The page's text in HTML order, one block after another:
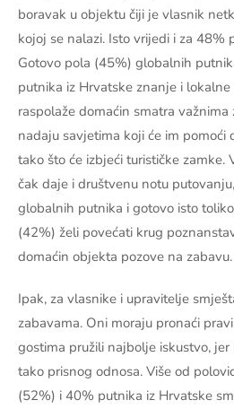
boravak u objektu čiji je vlasnik
kojoj se nalazi. Isto vrijedi i za 48%
Gotovo pola (45%) globalnih
putnika iz Hrvatske znanje i
raspolaže domaćin smatra
nadaju savjetima koji će im pomoći
tako što će izbjeći turističke zamke.
čak daje i društvenu notu
globalnih putnika i gotovo isto
(42%) želi povećati krug
domaćin objekta pozove na zabavu.
Ipak, za vlasnike i upravitelje
zabavama. Oni moraju pronaći
gostima pružili najbolje iskustvo,
tako prisnog odnosa. Više od
(52%) i 40% putnika iz Hrvatske